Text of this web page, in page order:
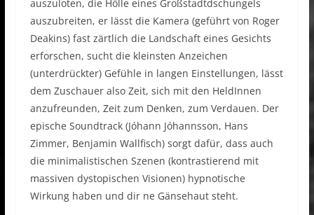
auszuloten, die Hölle eines Großstadtdschungels
auszubreiten, er lässt die Kamera (geführt von Roger
Deakins) fast zärtlich die Landschaft eines Gesichts
erforschen, sucht die kleinsten Anzeichen
(unterdrückter) Gefühle in langen Einstellungen, lässt
dem Zuschauer also Zeit, sich mit den HeldInnen
anzufreunden, Zeit zum Denken, zum Verdauen. Der
epische Soundtrack (Jóhann Jóhannsson, Hans
Zimmer, Benjamin Wallfisch) sorgt dafür, dass auch
die minimalistischen Szenen (kontrastierend mit
massiven dystopischen Visionen) hypnotische
Wirkung haben und dir ne Gänsehaut steht.